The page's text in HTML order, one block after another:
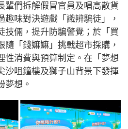
輩們拆解假冒官員及唱高散貨
趣味對決遊戲「識辨騙徒」，
技倆，提升防騙警覺；於「買
隨「錢嫲嫲」挑戰超市採購，
性消費與預算制定。在「夢想
沙咀鐘樓及獅子山背景下發揮
夢想。